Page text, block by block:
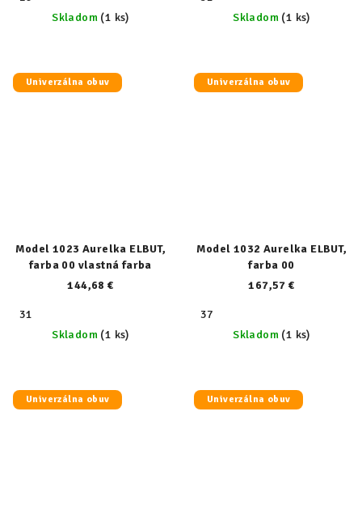
Skladom (1 ks)
Skladom (1 ks)
Univerzálna obuv
Model 1023 Aurelka ELBUT,
farba 00 vlastná farba
144,68 €
31
Skladom (1 ks)
Univerzálna obuv
Model 1032 Aurelka ELBUT,
farba 00
167,57 €
37
Skladom (1 ks)
Univerzálna obuv Univerzálna obuv